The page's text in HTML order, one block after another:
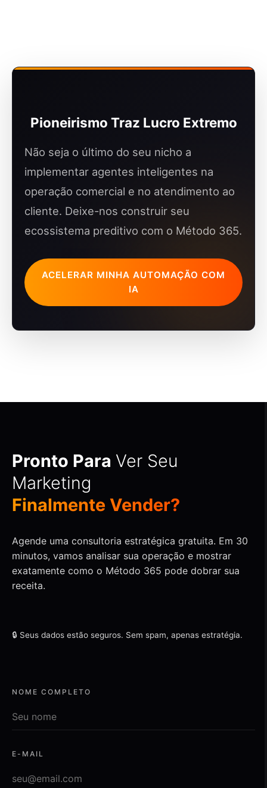
Pioneirismo Traz Lucro Extremo
Não seja o último do seu nicho a
implementar agentes inteligentes na
operação comercial e no atendimento ao
cliente. Deixe-nos construir seu
ecossistema preditivo com o Método 365.
ACELERAR MINHA AUTOMAÇÃO COM
IA
Pronto Para Ver Seu
Marketing
Finalmente Vender?
Agende uma consultoria estratégica gratuita. Em 30
minutos, vamos analisar sua operação e mostrar
exatamente como o Método 365 pode dobrar sua
receita.
🔒 Seus dados estão seguros. Sem spam, apenas estratégia.
NOME COMPLETO
E-MAIL